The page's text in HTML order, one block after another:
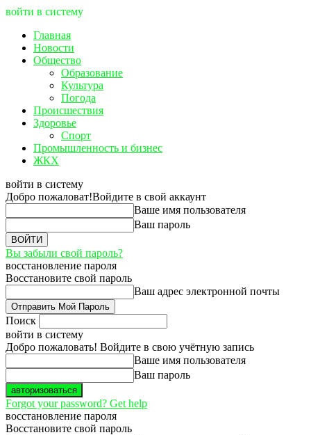
войти в систему
Главная
Новости
Общество
Образование
Культура
Погода
Происшествия
Здоровье
Спорт
Промышленность и бизнес
ЖКХ
войти в систему
Добро пожаловат!Войдите в свой аккаунт
Ваше имя пользователя
Ваш пароль
Вы забыли свой пароль?
восстановление пароля
Восстановите свой пароль
Ваш адрес электронной почты
Поиск
войти в систему
Добро пожаловать! Войдите в свою учётную запись
Ваше имя пользователя
Ваш пароль
Forgot your password? Get help
восстановление пароля
Восстановите свой пароль